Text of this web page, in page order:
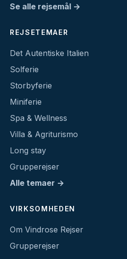
Se alle rejsemål →
REJSETEMAER
Det Autentiske Italien
Solferie
Storbyferie
Miniferie
Spa & Wellness
Villa & Agriturismo
Long stay
Grupperejser
Alle temaer →
VIRKSOMHEDEN
Om Vindrose Rejser
Grupperejser